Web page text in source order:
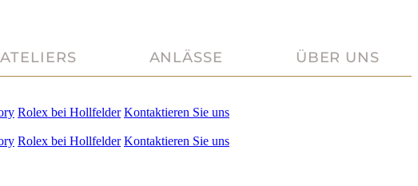
ATELIERS ANLÄSSE ÜBER UNS
Rolex bei Hollfelder Kontaktieren Sie uns
Rolex bei Hollfelder Kontaktieren Sie uns